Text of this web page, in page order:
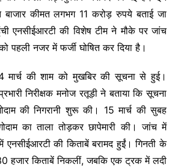
बाजार कीमत लगभग 11 करोड़ रुपये बताई जा
एनसीईआरटी की विशेष टीम ने मौके पर जांच
पहली नजर में फर्जी घोषित कर दिया है।
की शाम को मुखबिर की सूचना से हुई।
निरीक्षक मनोज रतूड़ी ने बताया कि सूचना
की निगरानी शुरू की। 15 मार्च की सुबह
का ताला तोड़कर छापेमारी की। जांच में
में एनसीईआरटी की किताबें बरामद हुईं। गिनती के
हजार किताबें निकलीं, जबकि एक ट्रक में लदी